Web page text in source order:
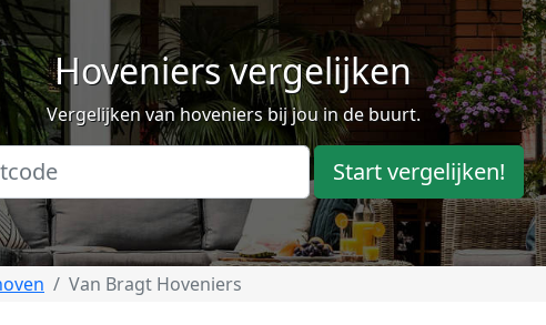
Hoveniers vergelijken
Vergelijken van hoveniers bij jou in de buurt.
Start vergelijken!
Van Bragt Hoveniers